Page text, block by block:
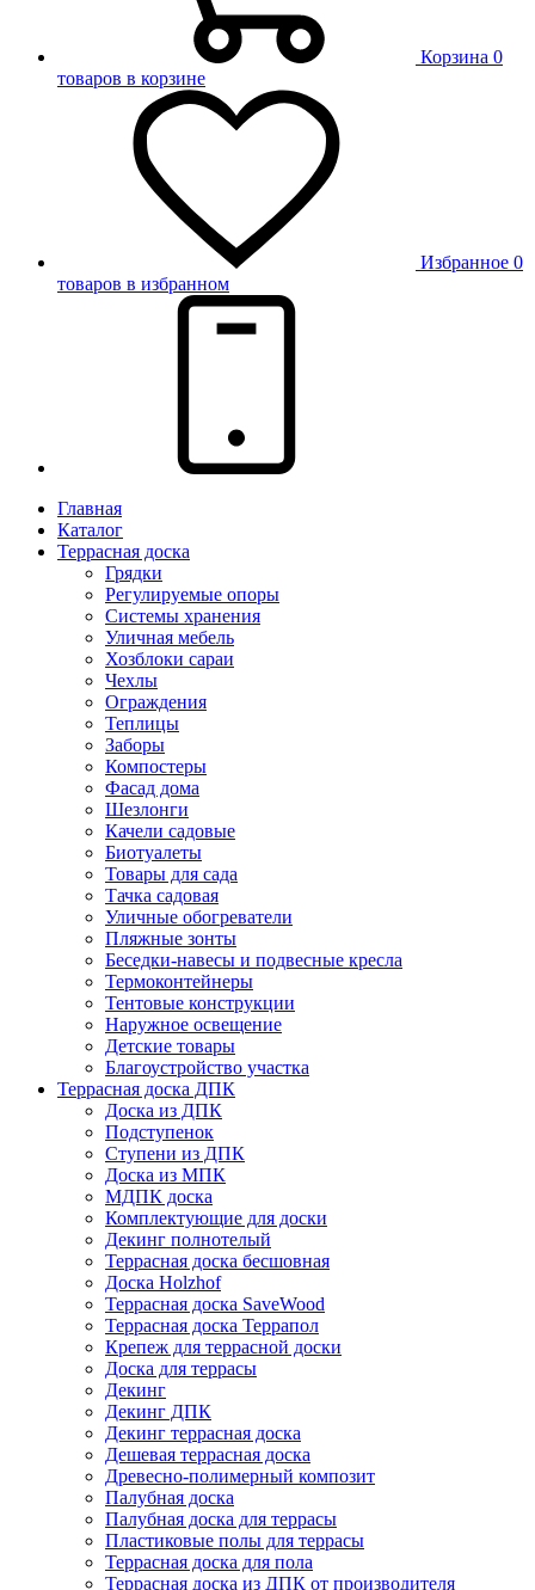
Корзина 0
товаров в корзине
Избранное 0
товаров в избранном
Главная
Каталог
Террасная доска
Грядки
Регулируемые опоры
Системы хранения
Уличная мебель
Хозблоки сараи
Чехлы
Ограждения
Теплицы
Заборы
Компостеры
Фасад дома
Шезлонги
Качели садовые
Биотуалеты
Товары для сада
Тачка садовая
Уличные обогреватели
Пляжные зонты
Беседки-навесы и подвесные кресла
Термоконтейнеры
Тентовые конструкции
Наружное освещение
Детские товары
Благоустройство участка
Террасная доска ДПК
Доска из ДПК
Подступенок
Ступени из ДПК
Доска из МПК
МДПК доска
Комплектующие для доски
Декинг полнотелый
Террасная доска бесшовная
Доска Holzhof
Террасная доска SaveWood
Террасная доска Террапол
Крепеж для террасной доски
Доска для террасы
Декинг
Декинг ДПК
Декинг террасная доска
Дешевая террасная доска
Древесно-полимерный композит
Палубная доска
Палубная доска для террасы
Пластиковые полы для террасы
Террасная доска для пола
Террасная доска из ДПК от производителя